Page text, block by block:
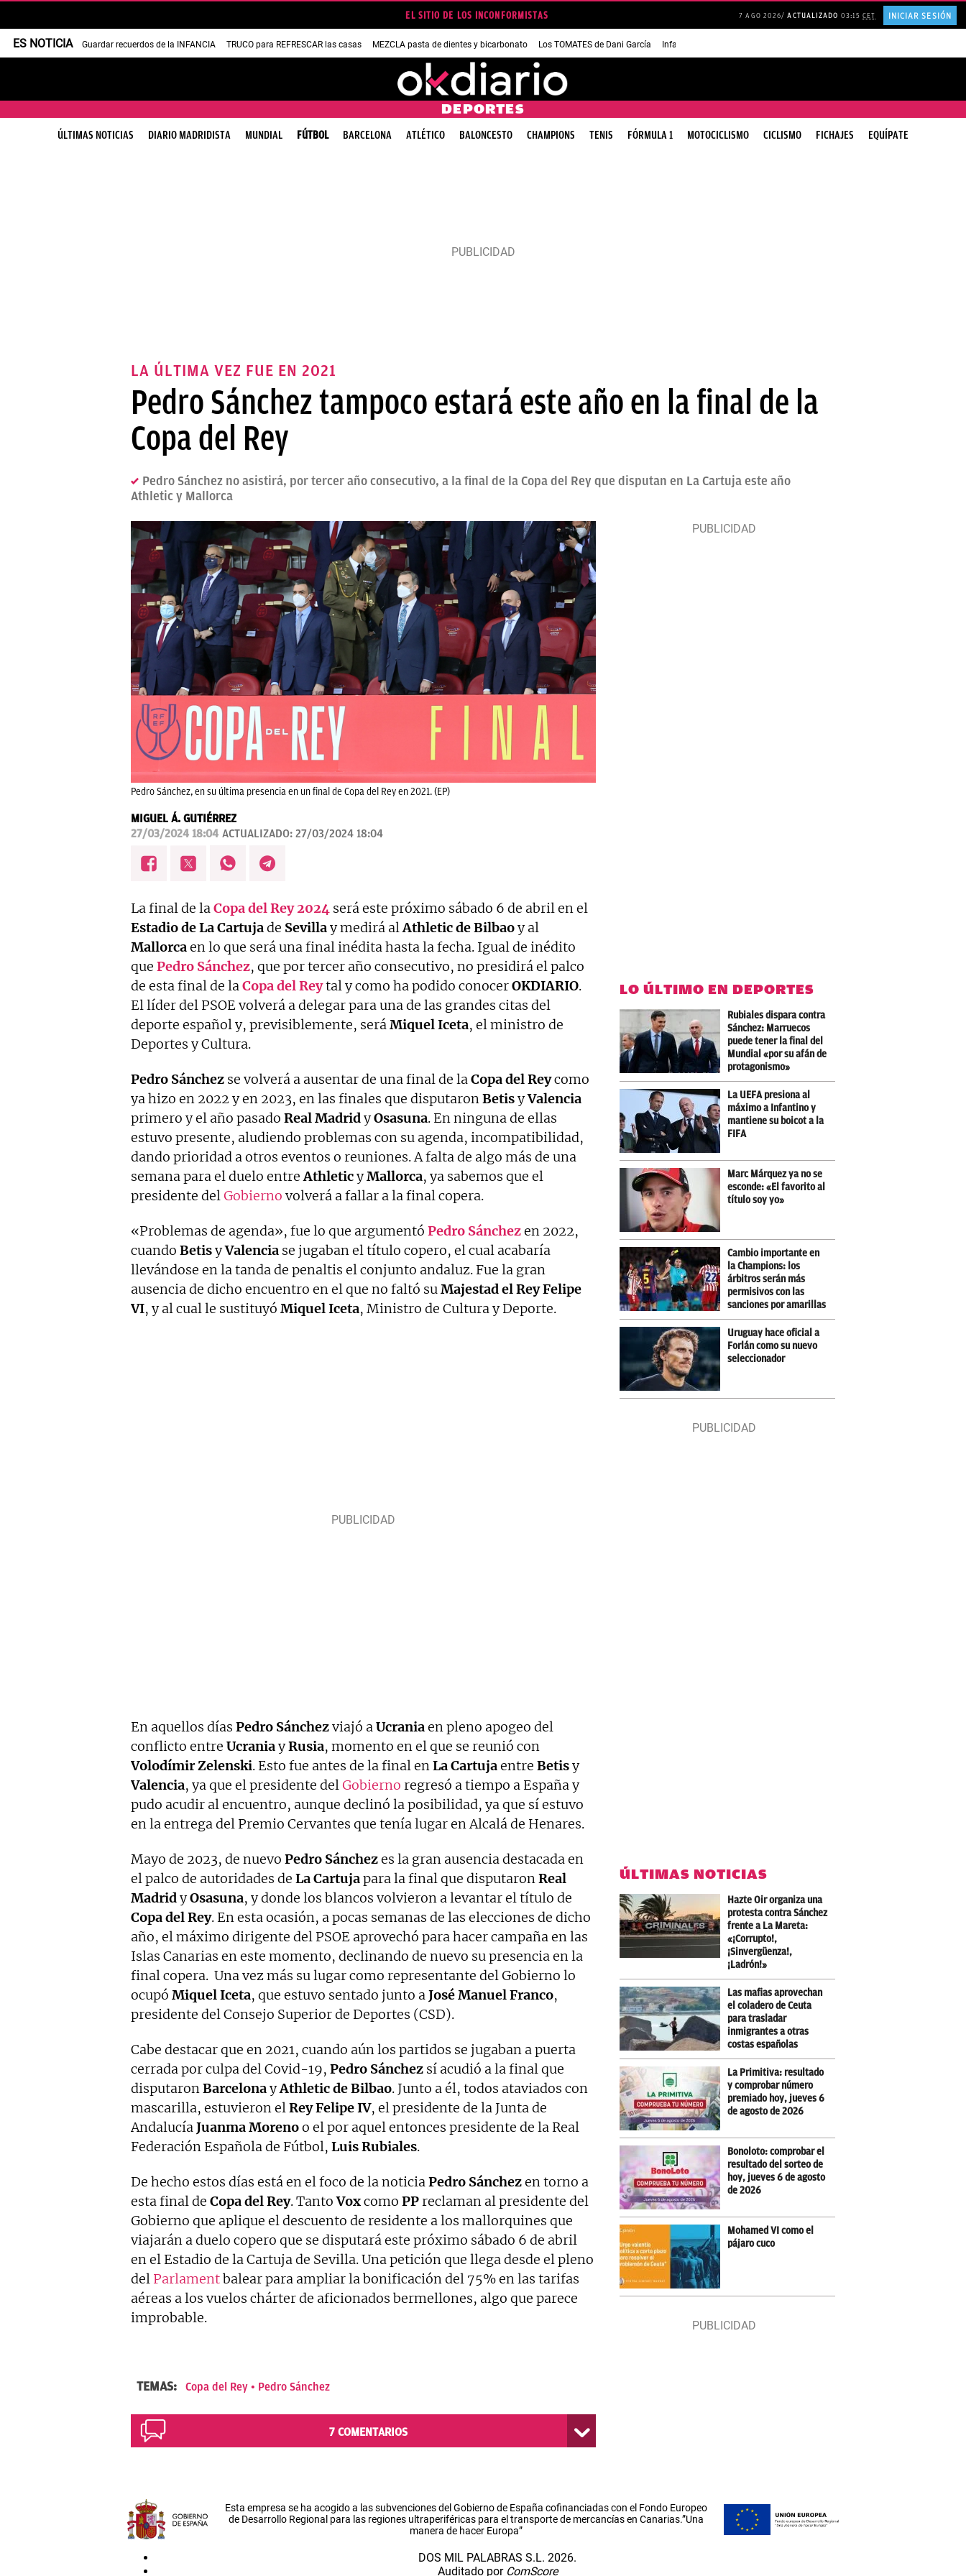
EL SITIO DE LOS INCONFORMISTAS 7 AGO 2026 ACTUALIZADO 03:15CET INICIAR SESIÓN
ES NOTICIA Guardar recuerdos de la INFANCIA TRUCO para REFRESCAR las casas MEZCLA pasta de dientes y bicarbonato Los TOMATES de Dani García Infancia AMANCIO ORTEGA
DEPORTES
ÚLTIMAS NOTICIAS DIARIO MADRIDISTA MUNDIAL FÚTBOL BARCELONA ATLÉTICO BALONCESTO CHAMPIONS TENIS FÓRMULA 1 MOTOCICLISMO CICLISMO FICHAJES EQUÍPATE
LA ÚLTIMA VEZ FUE EN 2021
Pedro Sánchez tampoco estará este año en la final de la
Copa del Rey
Pedro Sánchez no asistirá, por tercer año consecutivo, a la final de la Copa del Rey que disputan en La Cartuja este año
Athletic y Mallorca
Pedro Sánchez, en su última presencia en un final de Copa del Rey en 2021. (EP)
MIGUEL Á. GUTIÉRREZ
27/03/2024 18:04 ACTUALIZADO: 27/03/2024 18:04
La final de laCopa del Rey 2024 será este próximo sábado 6 de abril en el
Estadio deLa Cartujade Sevillay medirá alAthletic de Bilbaoy al
Mallorcaen lo que será una final inédita hasta la fecha. Igual de inédito
que Pedro Sánchez, que por tercer año consecutivo, no presidirá el palco
de esta final de laCopa del Reytal y como ha podido conocerOKDIARIO.
El líder del PSOE volverá a delegar para una de las grandes citas del
deporte español y, previsiblemente, seráMiquelIceta, el ministro de
Deportes y Cultura.
Pedro Sánchez se volverá a ausentar de una final de laCopa del Reycomo
ya hizo en 2022 y en 2023, en las finales que disputaronBetisyValencia
primero y el año pasado RealMadridyOsasuna. En ninguna de ellas
estuvo presente, aludiendo problemas con su agenda, incompatibilidad,
dando prioridad a otros eventos o reuniones. A falta de algo más de una
semana para el duelo entreAthleticyMallorca, ya sabemos que el
presidente delGobierno volverá a fallar a la final copera.
«Problemas de agenda», fue lo que argumentó Pedro Sánchezen 2022,
cuando BetisyValencia se jugaban el título copero, el cual acabaría
llevándose en la tanda de penaltis el conjunto andaluz. Fue la gran
ausencia de dicho encuentro en el que no faltó suMajestad el Rey Felipe
VI, y al cual le sustituyó MiquelIceta, Ministro de Cultura y Deporte.
En aquellos días Pedro Sánchezviajó aUcraniaen pleno apogeo del
conflicto entre UcraniayRusia, momento en el que se reunió con
Volodímir Zelenski. Esto fue antes de la final enLa Cartujaentre Betisy
Valencia, ya que el presidente delGobierno regresó a tiempo a España y
pudo acudir al encuentro, aunque declinó la posibilidad, ya que sí estuvo
en la entrega del Premio Cervantes que tenía lugar en Alcalá de Henares.
Mayo de 2023, de nuevo Pedro Sánchezes la gran ausencia destacada en
el palco de autoridades de La Cartujapara la final que disputaronReal
MadridyOsasuna, y donde los blancos volvieron a levantar el título de
Copa del Rey. En esta ocasión, a pocas semanas de las elecciones de dicho
año, el máximo dirigente del PSOE aprovechó para hacer campaña en las
Islas Canarias en este momento, declinando de nuevo su presencia en la
final copera. Una vez más su lugar como representante del Gobierno lo
ocupó MiquelIceta, que estuvo sentado junto aJoséManuelFranco,
presidente del Consejo Superior de Deportes (CSD).
Cabe destacar que en 2021, cuando aún los partidos se jugaban a puerta
cerrada por culpa del Covid-19, Pedro Sánchez sí acudió a la final que
disputaronBarcelonayAthleticdeBilbao. Junto a él, todos ataviados con
mascarilla, estuvieron elRey Felipe IV, el presidente de la Junta de
AndalucíaJuanmaMorenoo el por aquel entonces presidente de la Real
Federación Española de Fútbol, LuisRubiales.
De hecho estos días está en el foco de la noticiaPedro Sánchezen torno a
esta final de CopadelRey. TantoVoxcomo PPreclaman al presidente del
Gobierno que aplique el descuento de residente a los mallorquines que
viajarán a duelo copero que se disputará este próximo sábado 6 de abril
en el Estadio de la Cartuja de Sevilla. Una petición que llega desde el pleno
del Parlamentbalear para ampliar la bonificación del 75% en las tarifas
aéreas a los vuelos chárter de aficionados bermellones, algo que parece
improbable.
TEMAS: Copa del Rey Pedro Sánchez
7 COMENTARIOS
LO ÚLTIMO EN DEPORTES
Rubiales dispara contra
Sánchez: Marruecos
puede tener la final del
Mundial «por su afán de
protagonismo»
La UEFA presiona al
máximo a Infantino y
mantiene su boicot a la
FIFA
Marc Márquez ya no se
esconde: «El favorito al
título soy yo»
Cambio importante en
la Champions: los
árbitros serán más
permisivos con las
sanciones por amarillas
Uruguay hace oficial a
Forlán como su nuevo
seleccionador
ÚLTIMAS NOTICIAS
Hazte Oir organiza una
protesta contra Sánchez
frente a La Mareta:
«¡Corrupto!,
¡Sinvergüenza!,
¡Ladrón!»
Las mafias aprovechan
el coladero de Ceuta
para trasladar
inmigrantes a otras
costas españolas
La Primitiva: resultado
y comprobar número
premiado hoy, jueves 6
de agosto de 2026
Bonoloto: comprobar el
resultado del sorteo de
hoy, jueves 6 de agosto
de 2026
Mohamed VI como el
pájaro cuco
Esta empresa se ha acogido a las subvenciones del Gobierno de España cofinanciadas con el Fondo Europeo
de Desarrollo Regional para las regiones ultraperiféricas para el transporte de mercancías en Canarias.”Una
manera de hacer Europa”
DOS MIL PALABRAS S.L. 2026.
Auditado por ComScore